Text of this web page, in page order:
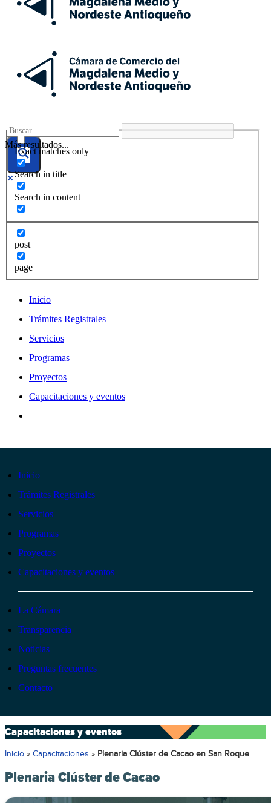
Más resultados...
Exact matches only
Search in title
Search in content
post
page
Inicio
Trámites Registrales
Servicios
Programas
Proyectos
Capacitaciones y eventos
Inicio
Trámites Registrales
Servicios
Programas
Proyectos
Capacitaciones y eventos
La Cámara
Transparencia
Noticias
Preguntas frecuentes
Contacto
Capacitaciones y eventos
Inicio » Capacitaciones » Plenaria Clúster de Cacao en San Roque
Plenaria Clúster de Cacao